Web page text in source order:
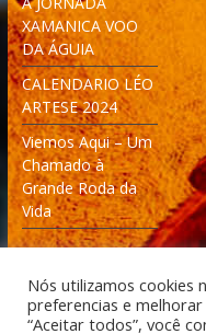
XAMANICA VOO
DA ÁGUIA
CALENDARIO LÉO
ARTESE 2024
Viemos Aqui – Um
Chamado à
Grande Roda da
Vida
Nós utilizamos cookies
preferencias e melhorar
“Aceitar todos”, você